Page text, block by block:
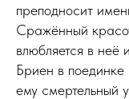
преподносит
Сражённый
влюбляется в неё
Бриен в
ему смертельный